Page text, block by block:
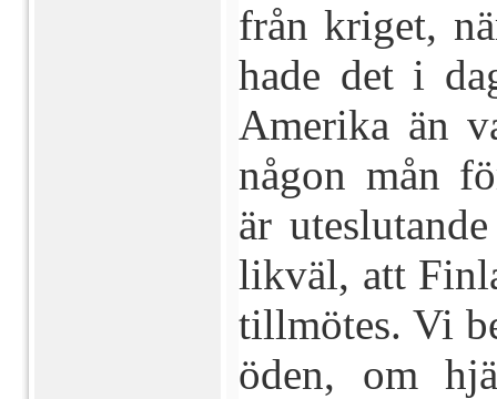
från kriget,
hade det i
Amerika än
någon mån
är
likväl, att
tillmötes. Vi
öden, om